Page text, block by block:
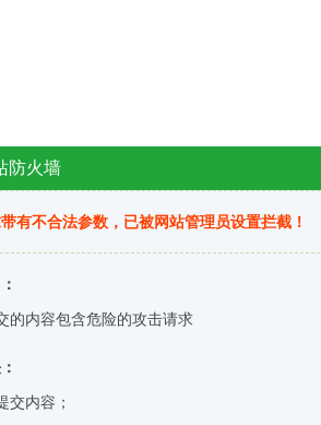
防火墙
有不合法参数，已被网站管理员设置拦截！
的内容包含危险的攻击请求
交内容；